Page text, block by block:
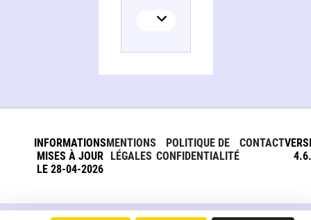
INFORMATIONS
MISES À JOUR
LE 28-04-2026
MENTIONS
LÉGALES
POLITIQUE DE
CONFIDENTIALITÉ
CONTACT